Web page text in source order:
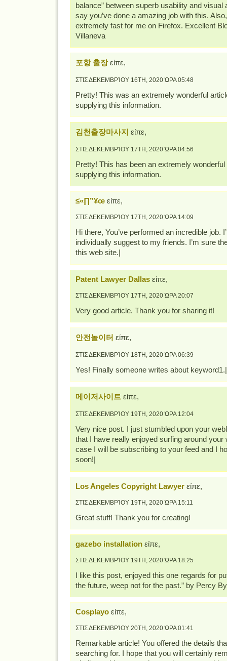
balance” between superb usability and visual
say you’ve done a amazing job with this.
extremely fast for me on Firefox. Excellent
Villaneva
포항 출장είπε,
ΣΤΙΣ ΔΕΚΕΜΒΡΊΟΥ 16TH, 2020 ΏΡΑ 05:48
Pretty! This was an extremely wonderful
supplying this information.
김천출장마사지 είπε,
ΣΤΙΣ ΔΕΚΕΜΒΡΊΟΥ 17TH, 2020 ΏΡΑ 04:56
Pretty! This has been an extremely
supplying this information.
≤«∏”¥œείπε,
ΣΤΙΣ ΔΕΚΕΜΒΡΊΟΥ 17TH, 2020 ΏΡΑ 14:09
Hi there, You’ve performed an incredible job.
individually suggest to my friends. I’m sure
this web site.|
Patent Lawyer Dallasείπε,
ΣΤΙΣ ΔΕΚΕΜΒΡΊΟΥ 17TH, 2020 ΏΡΑ 20:07
Very good article. Thank you for sharing it!
안전놀이터 είπε,
ΣΤΙΣ ΔΕΚΕΜΒΡΊΟΥ 18TH, 2020 ΏΡΑ 06:39
Yes! Finally someone writes about keyword1.|
메이저사이트είπε,
ΣΤΙΣ ΔΕΚΕΜΒΡΊΟΥ 19TH, 2020 ΏΡΑ 12:04
Very nice post. I just stumbled upon your
that I have really enjoyed surfing around your
case I will be subscribing to your feed and I
soon!|
Los Angeles Copyright Lawyerείπε,
ΣΤΙΣ ΔΕΚΕΜΒΡΊΟΥ 19TH, 2020 ΏΡΑ 15:11
Great stuff! Thank you for creating!
gazebo installationείπε,
ΣΤΙΣ ΔΕΚΕΜΒΡΊΟΥ 19TH, 2020 ΏΡΑ 18:25
I like this post, enjoyed this one regards for
the future, weep not for the past.” by Percy
Cosplayoείπε,
ΣΤΙΣ ΔΕΚΕΜΒΡΊΟΥ 20TH, 2020 ΏΡΑ 01:41
Remarkable article! You offered the details
searching for. I hope that you will certainly